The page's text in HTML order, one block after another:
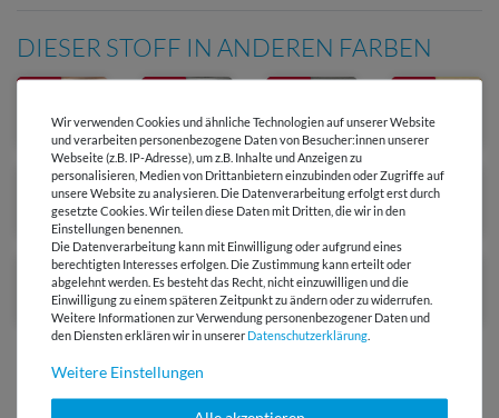
DIESER STOFF IN ANDEREN FARBEN
-15 % -15 %
Ausverkauft
Wir verwenden Cookies und ähnliche Technologien auf unserer Website
und verarbeiten personenbezogene Daten von Besucher:innen unserer
Webseite (z.B. IP-Adresse), um z.B. Inhalte und Anzeigen zu
personalisieren, Medien von Drittanbietern einzubinden oder Zugriffe auf
unsere Website zu analysieren. Die Datenverarbeitung erfolgt erst durch
gesetzte Cookies. Wir teilen diese Daten mit Dritten, die wir in den
Einstellungen benennen.
Die Datenverarbeitung kann mit Einwilligung oder aufgrund eines
berechtigten Interesses erfolgen. Die Zustimmung kann erteilt oder
abgelehnt werden. Es besteht das Recht, nicht einzuwilligen und die
Einwilligung zu einem späteren Zeitpunkt zu ändern oder zu widerrufen.
Weitere Informationen zur Verwendung personenbezogener Daten und
den Diensten erklären wir in unserer Daten­schutz­erklärung
Weitere Einstellungen